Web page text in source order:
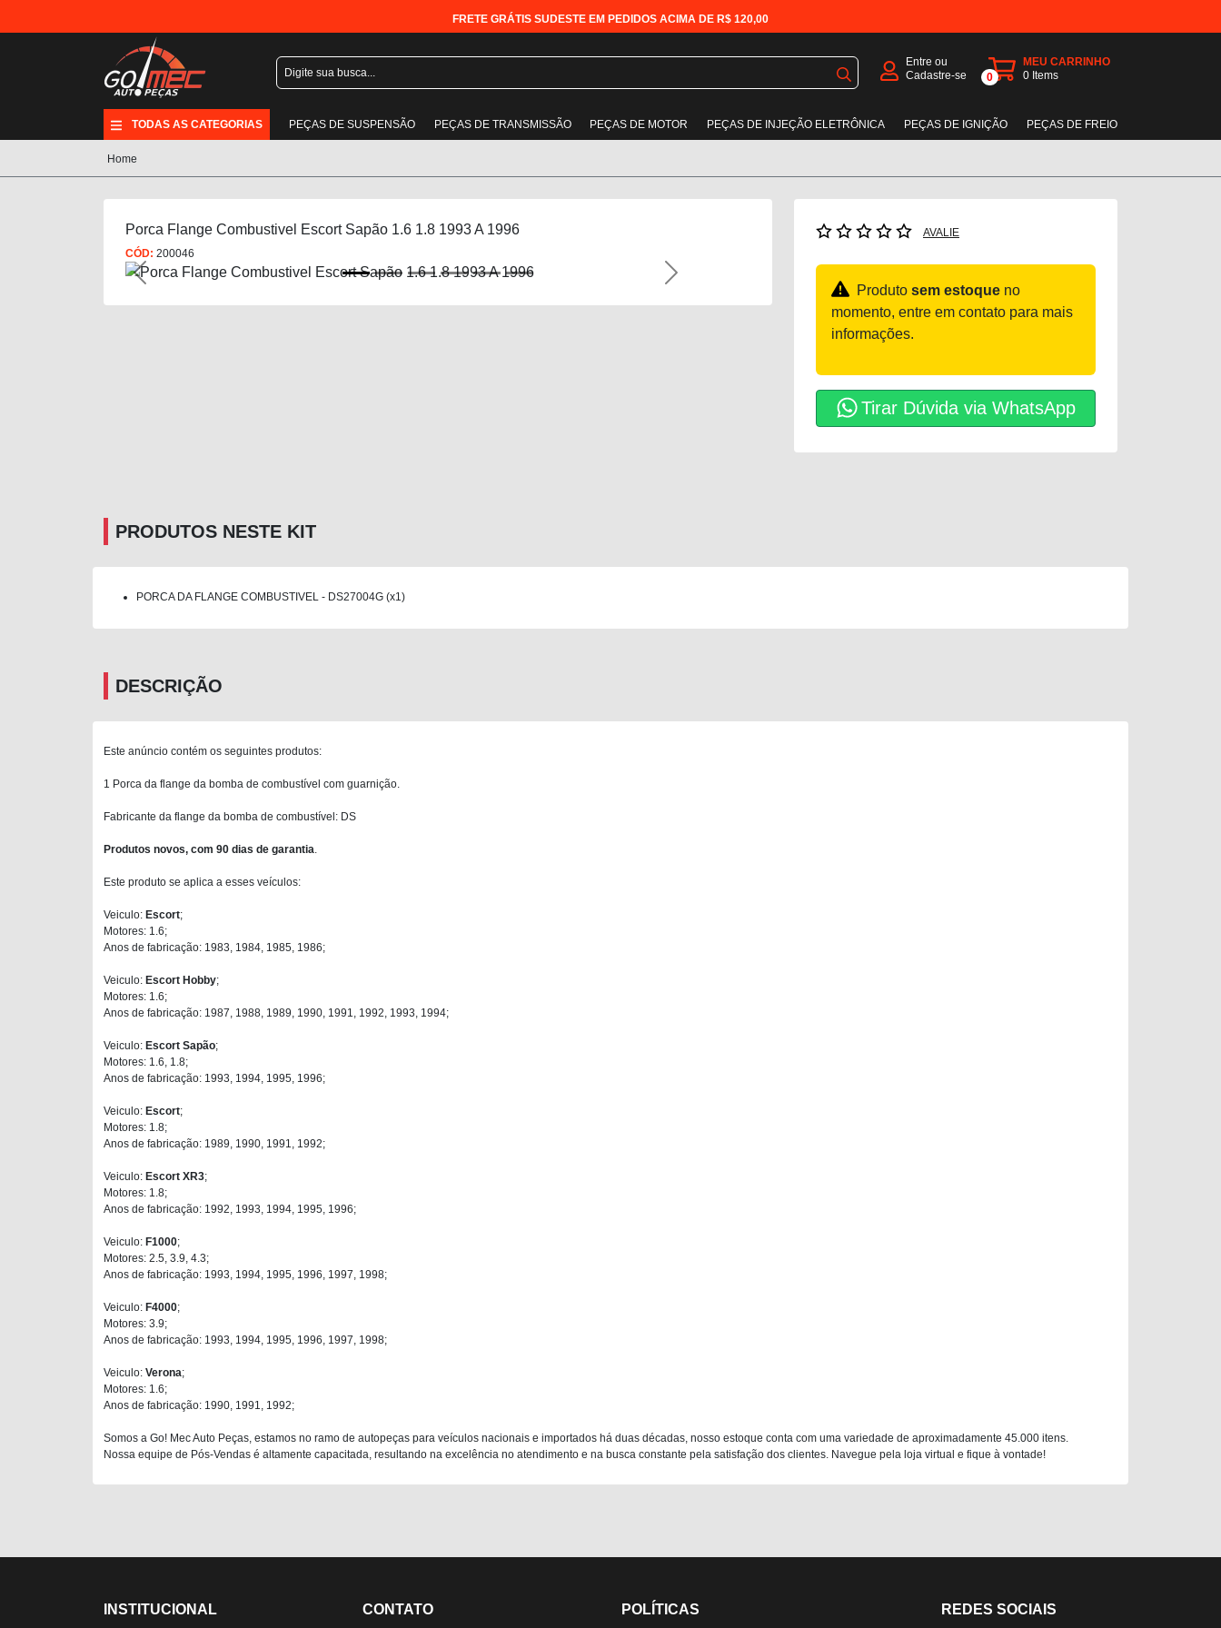
FRETE GRÁTIS SUDESTE EM PEDIDOS ACIMA DE R$ 120,00
Entre ou
Cadastre-se
0
MEU CARRINHO
0 Items
TODAS AS CATEGORIAS PEÇAS DE SUSPENSÃO PEÇAS DE TRANSMISSÃO PEÇAS DE MOTOR PEÇAS DE INJEÇÃO ELETRÔNICA PEÇAS DE IGNIÇÃO PEÇAS DE FREIO
Home
Porca Flange Combustivel Escort Sapão 1.6 1.8 1993 A 1996
CÓD: 200046
Previous Next
AVALIE
Produto sem estoque no
momento, entre em contato para mais
informações.
Tirar Dúvida via WhatsApp
PRODUTOS NESTE KIT
PORCA DA FLANGE COMBUSTIVEL - DS27004G (x1)
DESCRIÇÃO
Este anúncio contém os seguintes produtos:
1 Porca da flange da bomba de combustível com guarnição.
Fabricante da flange da bomba de combustível: DS
Produtos novos, com 90 dias de garantia
Este produto se aplica a esses veículos:
Veiculo: Escort;
Motores: 1.6;
Anos de fabricação: 1983, 1984, 1985, 1986;
Veiculo: Escort Hobby;
Motores: 1.6;
Anos de fabricação: 1987, 1988, 1989, 1990, 1991, 1992, 1993, 1994;
Veiculo: Escort Sapão;
Motores: 1.6, 1.8;
Anos de fabricação: 1993, 1994, 1995, 1996;
Veiculo: Escort;
Motores: 1.8;
Anos de fabricação: 1989, 1990, 1991, 1992;
Veiculo: Escort XR3;
Motores: 1.8;
Anos de fabricação: 1992, 1993, 1994, 1995, 1996;
Veiculo: F1000;
Motores: 2.5, 3.9, 4.3;
Anos de fabricação: 1993, 1994, 1995, 1996, 1997, 1998;
Veiculo: F4000;
Motores: 3.9;
Anos de fabricação: 1993, 1994, 1995, 1996, 1997, 1998;
Veiculo: Verona;
Motores: 1.6;
Anos de fabricação: 1990, 1991, 1992;
Somos a Go! Mec Auto Peças, estamos no ramo de autopeças para veículos nacionais e importados há duas décadas, nosso estoque conta com uma variedade de aproximadamente 45.000 itens.
Nossa equipe de Pós-Vendas é altamente capacitada, resultando na excelência no atendimento e na busca constante pela satisfação dos clientes. Navegue pela loja virtual e fique à vontade!
INSTITUCIONAL CONTATO POLÍTICAS REDES SOCIAIS